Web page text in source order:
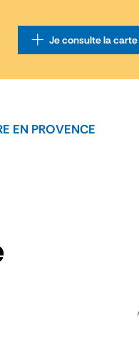
Je consulte la
EN PROVENCE